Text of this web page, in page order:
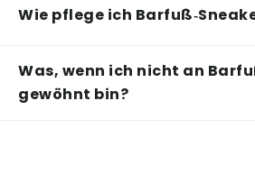
Wie pflege ich
Was, wenn ich nicht an
gewöhnt bin?